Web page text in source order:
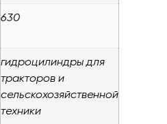
630
гидроцилиндры для
тракторов и
сельскохозяйственной
техники